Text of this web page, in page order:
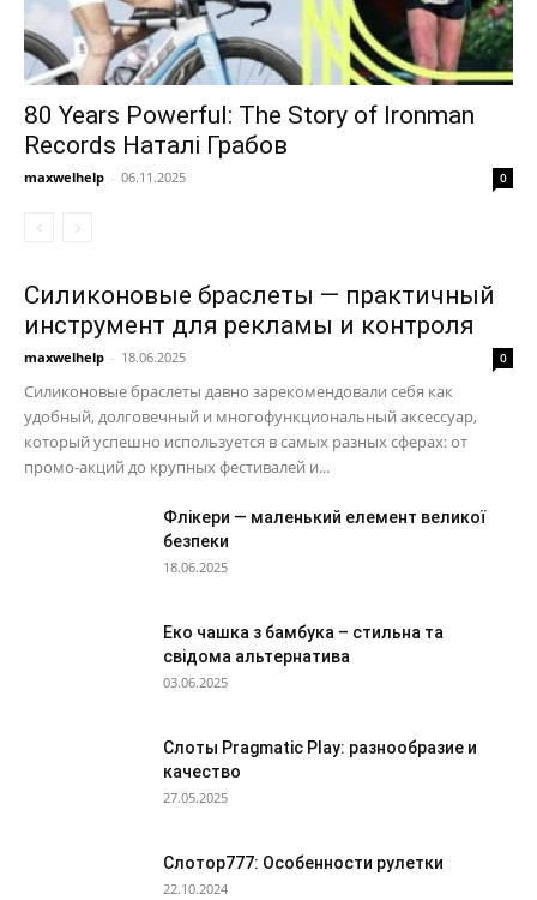
80 Years Powerful: The Story of Ironman
Records Наталі Грабов
maxwelhelp - 06.11.2025 0
Силиконовые браслеты — практичный
инструмент для рекламы и контроля
maxwelhelp - 18.06.2025 0
Силиконовые браслеты давно зарекомендовали себя как
удобный, долговечный и многофункциональный аксессуар,
который успешно используется в самых разных сферах: от
промо-акций до крупных фестивалей и...
Флікери — маленький елемент великої
безпеки
18.06.2025
Еко чашка з бамбука – стильна та
свідома альтернатива
03.06.2025
Слоты Pragmatic Play: разнообразие и
качество
27.05.2025
Слотор777: Особенности рулетки
22.10.2024